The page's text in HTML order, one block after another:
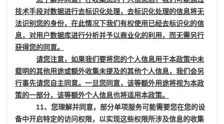
技术手段对数据进行去标识化处理，去标识化处理的信息将无
法识别您的身份，在此情况下我们有权使用已经去标识化的信
息，对用户数据库进行分析并予以商业化的利用，而无需另行
获得您的同意。
请您注意，如果我们要将您的个人信息用于本政策中未
载明的其他用途或额外收集未提及的其他个人信息，我们会另
行事先请您自主同意。一旦您同意，该等额外用途将视为本政
策的一部分，该等额外个人信息也将适用本政策。
11、您理解并同意，部分单项服务可能需要您在您的设
备中开启特定的访问权限，以实现这些权限所涉及信息的收集